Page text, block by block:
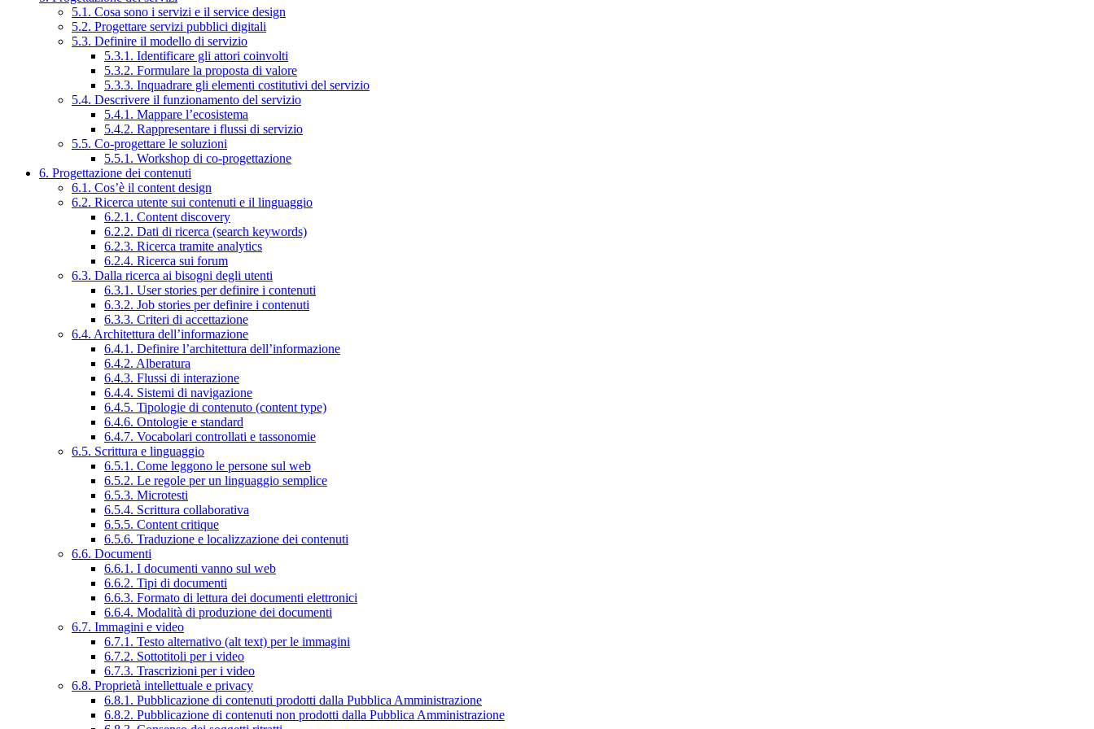
5.1. Cosa sono i servizi e il service design
5.2. Progettare servizi pubblici digitali
5.3. Definire il modello di servizio
5.3.1. Identificare gli attori coinvolti
5.3.2. Formulare la proposta di valore
5.3.3. Inquadrare gli elementi costitutivi del servizio
5.4. Descrivere il funzionamento del servizio
5.4.1. Mappare l’ecosistema
5.4.2. Rappresentare i flussi di servizio
5.5. Co-progettare le soluzioni
5.5.1. Workshop di co-progettazione
6. Progettazione dei contenuti
6.1. Cos’è il content design
6.2. Ricerca utente sui contenuti e il linguaggio
6.2.1. Content discovery
6.2.2. Dati di ricerca (search keywords)
6.2.3. Ricerca tramite analytics
6.2.4. Ricerca sui forum
6.3. Dalla ricerca ai bisogni degli utenti
6.3.1. User stories per definire i contenuti
6.3.2. Job stories per definire i contenuti
6.3.3. Criteri di accettazione
6.4. Architettura dell’informazione
6.4.1. Definire l’architettura dell’informazione
6.4.2. Alberatura
6.4.3. Flussi di interazione
6.4.4. Sistemi di navigazione
6.4.5. Tipologie di contenuto (content type)
6.4.6. Ontologie e standard
6.4.7. Vocabolari controllati e tassonomie
6.5. Scrittura e linguaggio
6.5.1. Come leggono le persone sul web
6.5.2. Le regole per un linguaggio semplice
6.5.3. Microtesti
6.5.4. Scrittura collaborativa
6.5.5. Content critique
6.5.6. Traduzione e localizzazione dei contenuti
6.6. Documenti
6.6.1. I documenti vanno sul web
6.6.2. Tipi di documenti
6.6.3. Formato di lettura dei documenti elettronici
6.6.4. Modalità di produzione dei documenti
6.7. Immagini e video
6.7.1. Testo alternativo (alt text) per le immagini
6.7.2. Sottotitoli per i video
6.7.3. Trascrizioni per i video
6.8. Proprietà intellettuale e privacy
6.8.1. Pubblicazione di contenuti prodotti dalla Pubblica Amministrazione
6.8.2. Pubblicazione di contenuti non prodotti dalla Pubblica Amministrazione